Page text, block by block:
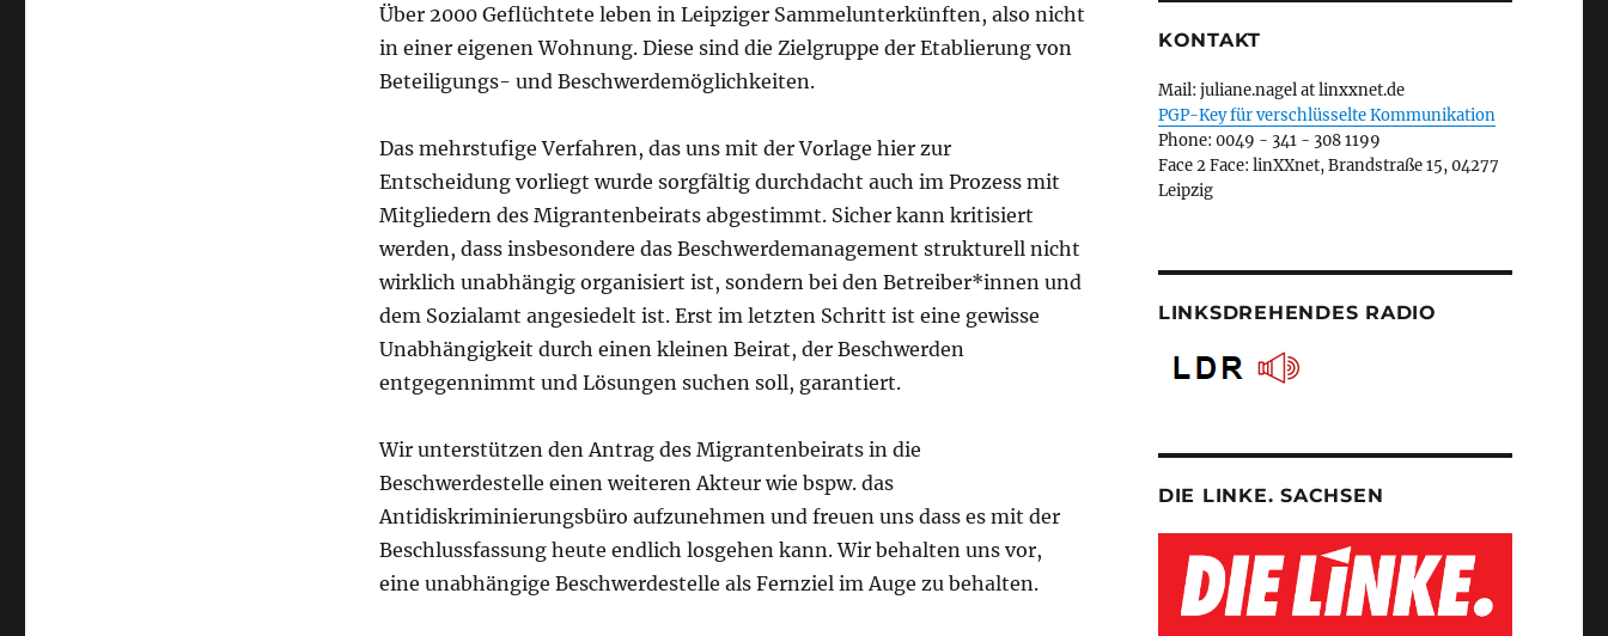
Über 2000 Geflüchtete leben in Leipziger Sammelunterkünften, also nicht
in einer eigenen Wohnung. Diese sind die Zielgruppe der Etablierung von
Beteiligungs- und Beschwerdemöglichkeiten.
Das mehrstufige Verfahren, das uns mit der Vorlage hier zur
Entscheidung vorliegt wurde sorgfältig durchdacht auch im Prozess mit
Mitgliedern des Migrantenbeirats abgestimmt. Sicher kann kritisiert
werden, dass insbesondere das Beschwerdemanagement strukturell nicht
wirklich unabhängig organisiert ist, sondern bei den Betreiber*innen und
dem Sozialamt angesiedelt ist. Erst im letzten Schritt ist eine gewisse
Unabhängigkeit durch einen kleinen Beirat, der Beschwerden
entgegennimmt und Lösungen suchen soll, garantiert.
Wir unterstützen den Antrag des Migrantenbeirats in die
Beschwerdestelle einen weiteren Akteur wie bspw. das
Antidiskriminierungsbüro aufzunehmen und freuen uns dass es mit der
Beschlussfassung heute endlich losgehen kann. Wir behalten uns vor,
eine unabhängige Beschwerdestelle als Fernziel im Auge zu behalten.
KONTAKT
Mail: juliane.nagel at linxxnet.de
PGP-Key für verschlüsselte Kommunikation
Phone: 0049 - 341 - 308 1199
Face 2 Face: linXXnet, Brandstraße 15, 04277
Leipzig
LINKSDREHENDES RADIO
DIE LINKE. SACHSEN